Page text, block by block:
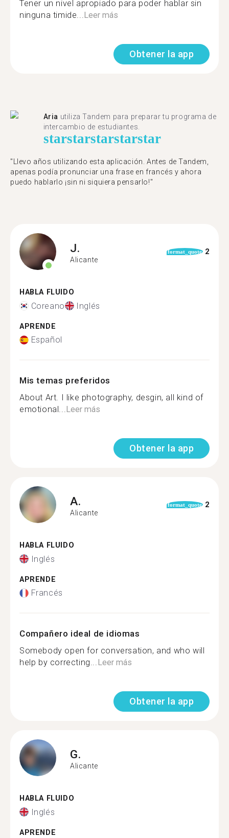
Tener un nivel apropiado para poder hablar sin
ninguna timide...Leer más
Obtener la app
Aria utiliza Tandem para preparar tu programa de
intercambio de estudiantes.
starstarstarstarstar
"Llevo años utilizando esta aplicación. Antes de Tandem,
apenas podía pronunciar una frase en francés y ahora
puedo hablarlo ¡sin ni siquiera pensarlo!"
J.
Alicante
format_quote 2
HABLA FLUIDO
Coreano Inglés
APRENDE
Español
Mis temas preferidos
About Art. I like photography, desgin, all kind of
emotional...Leer más
Obtener la app
A.
Alicante
format_quote 2
HABLA FLUIDO
Inglés
APRENDE
Francés
Compañero ideal de idiomas
Somebody open for conversation, and who will
help by correcting...Leer más
Obtener la app
G.
Alicante
HABLA FLUIDO
Inglés
APRENDE